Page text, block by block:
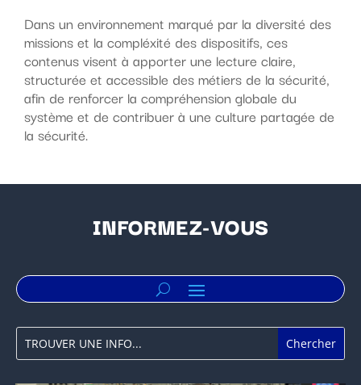
Dans un environnement marqué par la diversité des
missions et la compléxité des dispositifs, ces
contenus visent à apporter une lecture claire,
structurée et accessible des métiers de la sécurité,
afin de renforcer la compréhension globale du
système et de contribuer à une culture partagée de
la sécurité.
INFORMEZ-VOUS